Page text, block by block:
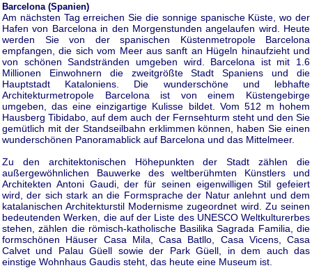
Barcelona (Spanien)
Am nächsten Tag erreichen Sie die sonnige spanische Küste, wo der
Hafen von Barcelona in den Morgenstunden angelaufen wird. Heute
werden Sie von der spanischen Küstenmetropole Barcelona
empfangen, die sich vom Meer aus sanft an Hügeln hinaufzieht und
von schönen Sandstränden umgeben wird. Barcelona ist mit 1.6
Millionen Einwohnern die zweitgrößte Stadt Spaniens und die
Hauptstadt Kataloniens. Die wunderschöne und lebhafte
Architekturmetropole Barcelona ist von einem Küstengebirge
umgeben, das eine einzigartige Kulisse bildet. Vom 512 m hohem
Hausberg Tibidabo, auf dem auch der Fernsehturm steht und den Sie
gemütlich mit der Standseilbahn erklimmen können, haben Sie einen
wunderschönen Panoramablick auf Barcelona und das Mittelmeer.
Zu den architektonischen Höhepunkten der Stadt zählen die
außergewöhnlichen Bauwerke des weltberühmten Künstlers und
Architekten Antoni Gaudi, der für seinen eigenwilligen Stil gefeiert
wird, der sich stark an die Formsprache der Natur anlehnt und dem
katalanischen Architekturstil Modernisme zugeordnet wird. Zu seinen
bedeutenden Werken, die auf der Liste des UNESCO Weltkulturerbes
stehen, zählen die römisch-katholische Basilika Sagrada Familia, die
formschönen Häuser Casa Mila, Casa Batllo, Casa Vicens, Casa
Calvet und Palau Güell sowie der Park Güell, in dem auch das
einstige Wohnhaus Gaudis steht, das heute eine Museum ist.